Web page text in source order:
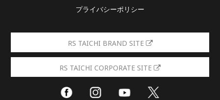
プライバシーポリシー
RS TAICHI BRAND SITE
RS TAICHI CORPORATE SITE